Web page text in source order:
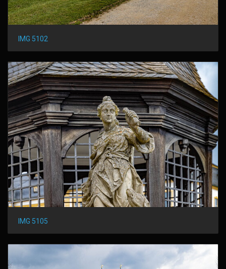
IMG 5102
IMG 5105